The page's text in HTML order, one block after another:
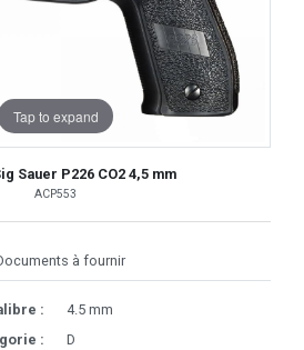
Tap to expand
Sauer P226 CO2 4,5 mm
ACP553
à fournir
:
4.5 mm
:
D